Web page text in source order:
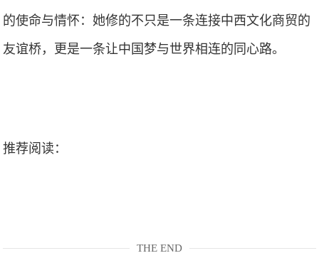
的使命与情怀：她修的不只是一条连接中西文化商贸的
友谊桥，更是一条让中国梦与世界相连的同心路。
推荐阅读：
THE END